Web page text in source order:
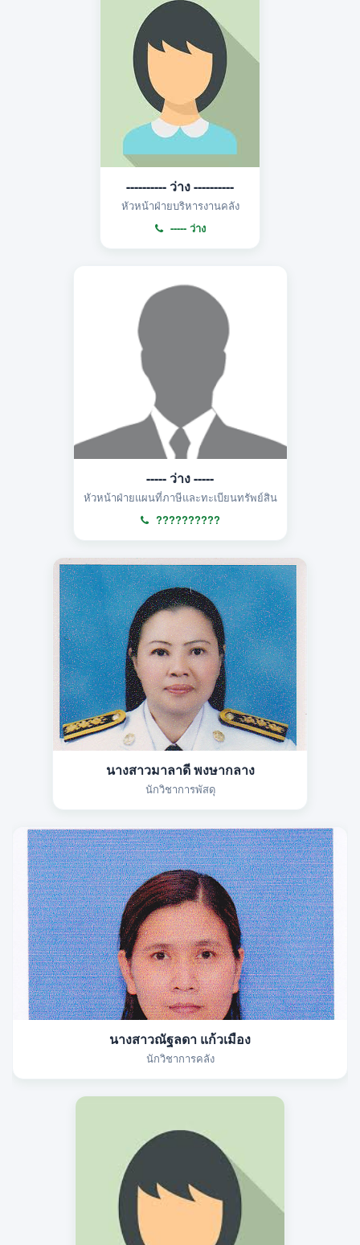
---------- ว่าง ----------
หัวหน้าฝ่ายบริหารงานคลัง
----- ว่าง
----- ว่าง -----
หัวหน้าฝ่ายแผนที่ภาษีและทะเบียนทรัพย์สิน
??????????
นางสาวมาลาดี พงษากลาง
นักวิชาการพัสดุ
นางสาวณัฐลดา แก้วเมือง
นักวิชาการคลัง